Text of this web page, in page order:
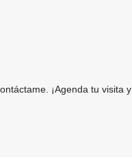
¡Agenda tu visita y